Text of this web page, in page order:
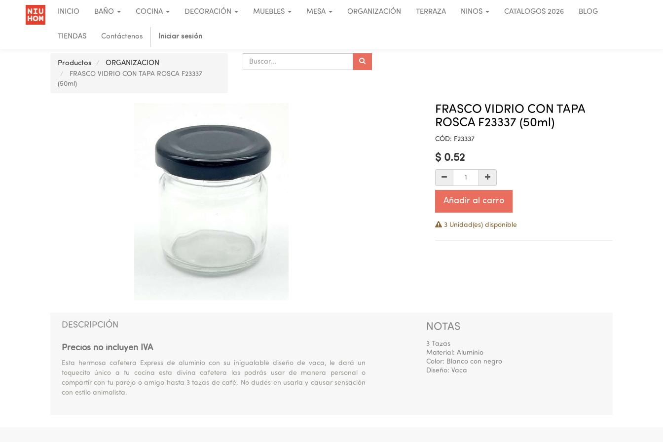
INICIO BAÑO COCINA DECORACIÓN MUEBLES MESA ORGANIZACIÓN TERRAZA NINOS CATALOGOS 2026 BLOG
TIENDAS Contáctenos Iniciar sesión
Productos
ORGANIZACION
FRASCO VIDRIO CON TAPA ROSCA F23337
(50ml)
FRASCO VIDRIO CON TAPA
ROSCA F23337 (50ml)
CÓD: F23337
$ 0.52
Añadir al carro
3 Unidad(es) disponible
DESCRIPCIÓN
Precios no incluyen IVA
Esta hermosa cafetera Express de aluminio con su inigualable diseño de vaca, le dará un
toquecito único a tu cocina esta divina cafetera las podrás usar de manera personal o
compartir con tu parejo o amigo hasta 3 tazas de café. No dudes en usarla y causar sensación
con estilo animalista.
NOTAS
3 Tazas
Material: Aluminio
Color: Blanco con negro
Diseño: Vaca